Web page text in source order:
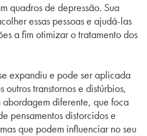
quadros de depressão. Sua
essas pessoas e ajudá-las
a fim otimizar o tratamento dos
expandiu e pode ser aplicada
transtornos e distúrbios,
abordagem diferente, que foca
pensamentos distorcidos e
que podem influenciar no seu